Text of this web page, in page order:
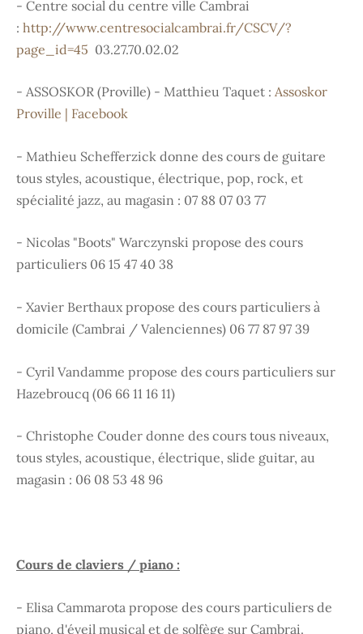
- Centre social du centre ville Cambrai
: http://www.centresocialcambrai.fr/CSCV/?
page_id=45 03.27.70.02.02
- ASSOSKOR (Proville) - Matthieu Taquet : Assoskor
Proville | Facebook
- Mathieu Schefferzick donne des cours de guitare
tous styles, acoustique, électrique, pop, rock, et
spécialité jazz, au magasin : 07 88 07 03 77
- Nicolas "Boots" Warczynski propose des cours
particuliers 06 15 47 40 38
- Xavier Berthaux propose des cours particuliers à
domicile (Cambrai / Valenciennes) 06 77 87 97 39
- Cyril Vandamme propose des cours particuliers sur
Hazebroucq (06 66 11 16 11)
- Christophe Couder donne des cours tous niveaux,
tous styles, acoustique, électrique, slide guitar, au
magasin : 06 08 53 48 96
Cours de claviers / piano :
- Elisa Cammarota propose des cours particuliers de
piano, d'éveil musical et de solfège sur Cambrai.